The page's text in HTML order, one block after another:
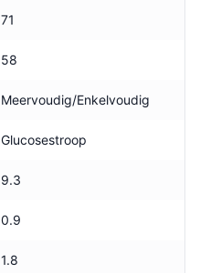
71
58
Meervoudig/Enkelvoudig
Glucosestroop
9.3
0.9
1.8